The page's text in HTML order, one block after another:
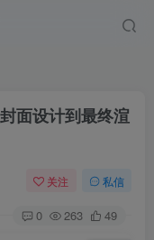
面设计到最终渲
关注 私信
0 263 49